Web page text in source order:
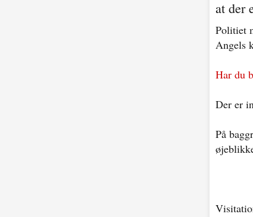
at der
Politiet
Angels
Har du
Der er
På